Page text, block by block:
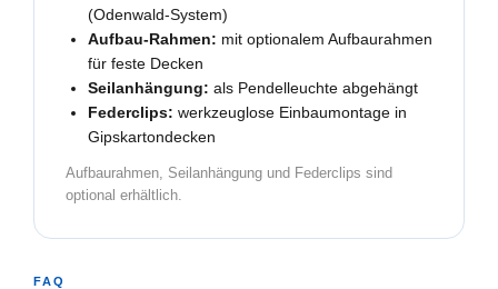
(Odenwald-System)
Aufbau-Rahmen: mit optionalem Aufbaurahmen
für feste Decken
Seilanhängung: als Pendelleuchte abgehängt
Federclips: werkzeuglose Einbaumontage in
Gipskartondecken
Aufbaurahmen, Seilanhängung und Federclips sind
optional erhältlich.
FAQ